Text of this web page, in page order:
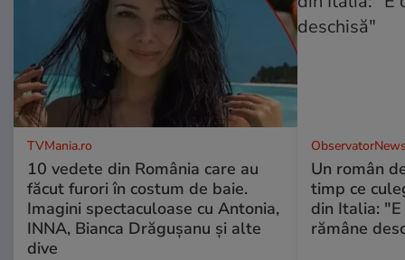
TVMania.ro
10 vedete din România care au
făcut furori în costum de baie.
Imagini spectaculoase cu Antonia,
INNA, Bianca Drăgușanu și alte
dive
Un român
timp ce
din Italia:
rămâne